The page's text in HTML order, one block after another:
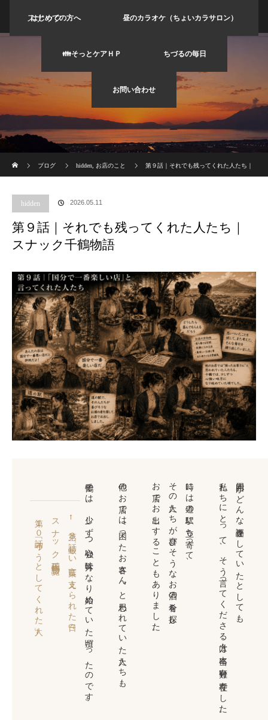
スナック
バーちづ
る
はじめての方へ 昼のカラオケ（ちょいカラサロン）
👪そっとケアＨＰ ちづるの毎日
お問い合わせ
ブログ
hidden お店のこと 第９話｜それでも残ってくれた人たち｜
hidden 2026.05.11
第９話｜それでも残ってくれた人たち｜
スナック千鶴物語
周囲がどんな評価をしていたとしても、
私たちにとって、そう言ってくださる方々は本当に有難い存在でした。
時には道の駅に立ち寄って、
その人たちが喜びそうなお酒の肴を探し、
お店でお出しすることもありました。
他のお店では“困ったお客さん”と思われていた人たちも、
千鶴では、少しずつ心強い味方になり始めていた頃だったのです。
← 第８話「厳しい言葉に支えられた日々」
スナック千鶴物語一覧へ
第１０話「守ろうとしてくれた人」 →